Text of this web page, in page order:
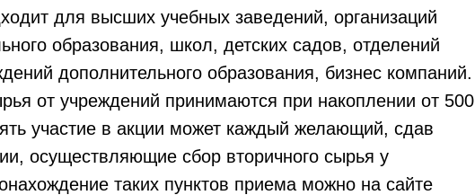
для высших учебных заведений, организаций
образования, школ, детских садов, отделений
дополнительного образования, бизнес компаний.
от учреждений принимаются при накоплении от 500
участие в акции может каждый желающий, сдав
осуществляющие сбор вторичного сырья у
таких пунктов приема можно на сайте